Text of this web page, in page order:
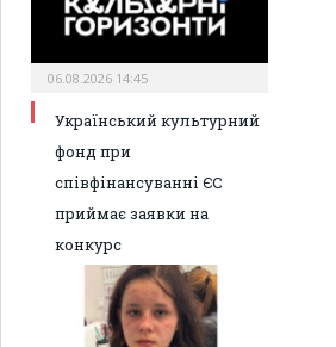
06.08.2026 14:45
Український культурний
фонд при
співфінансуванні ЄС
приймає заявки на
конкурс